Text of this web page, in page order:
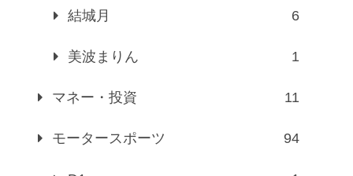
結城月 6
美波まりん 1
マネー・投資 11
モータースポーツ 94